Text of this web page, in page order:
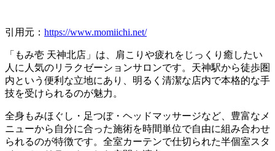
引用元： https://www.momiichi.net/
「もみ壱 天神北店」は、肩こりや疲れをじっくり癒したい
人に人気のリラクゼーションサロンです。天神駅から徒歩圏
内という便利な立地にあり、明るく清潔な店内で本格的な手
技を受けられるのが魅力。
全身もみほぐし・足つぼ・ヘッドマッサージなど、豊富なメ
ニューから自分に合った施術を時間単位で自由に組み合わせ
られるのが特徴です。全室カーテンで仕切られた半個室スタ